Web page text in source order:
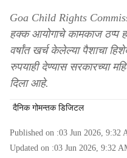
Goa Child Rights
हक्क आयोगाचे कामकाज ठप्प
वर्षांत खर्च केलेल्या पैशाचा
रुपयाही देण्यास सरकारच्या
दिला आहे.
दैनिक गोमन्तक डिजिटल
Published on :03 Jun 2026, 9:32
Updated on :03 Jun 2026, 9:32